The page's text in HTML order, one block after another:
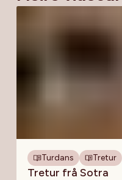
Turdans Tretur
Tretur frå Sotra